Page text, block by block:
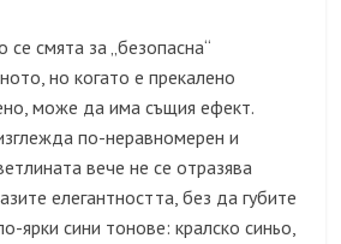
смята за „безопасна“
но когато е прекалено
може да има същия ефект.
по-неравномерен и
вече не се отразява
елегантността, без да губите
ярки сини тонове: кралско синьо,